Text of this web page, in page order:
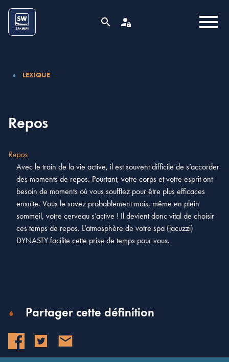
RECHERCHEESPACE PRO
MENU
LEXIQUE
Repos
Repos
Avec le train de la vie active, il est souvent difficile de s’accorder
des moments de repos. Pourtant, votre corps et votre esprit ont
besoin de moments où vous soufflez pour être plus efficaces
ensuite. Vous le savez probablement mais, même en plein
sommeil, votre cerveau s’active ! Il devient donc vital de choisir
ces temps de repos. L’atmosphère de votre spa (jacuzzi)
DYNASTY facilite cette prise de temps pour vous.
Partager cette définition